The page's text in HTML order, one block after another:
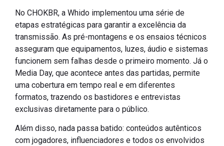
No CHOKBR, a Whido implementou uma série de
etapas estratégicas para garantir a excelência da
transmissão. As pré-montagens e os ensaios técnicos
asseguram que equipamentos, luzes, áudio e sistemas
funcionem sem falhas desde o primeiro momento. Já o
Media Day, que acontece antes das partidas, permite
uma cobertura em tempo real e em diferentes
formatos, trazendo os bastidores e entrevistas
exclusivas diretamente para o público.
Além disso, nada passa batido: conteúdos autênticos
com jogadores, influenciadores e todos os envolvidos